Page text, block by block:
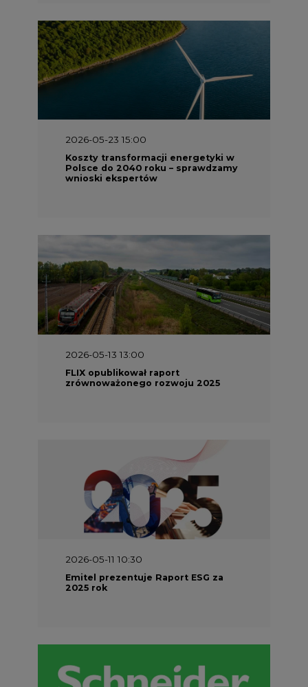
2026-05-23 15:00
Koszty transformacji energetyki w
Polsce do 2040 roku – sprawdzamy
wnioski ekspertów
2026-05-13 13:00
FLIX opublikował raport
zrównoważonego rozwoju 2025
2026-05-11 10:30
Emitel prezentuje Raport ESG za
2025 rok